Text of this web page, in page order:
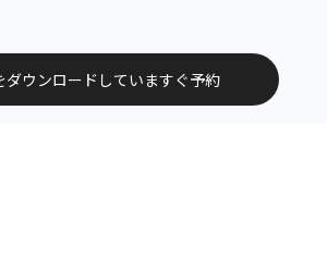
ダウンロードしていますぐ予約